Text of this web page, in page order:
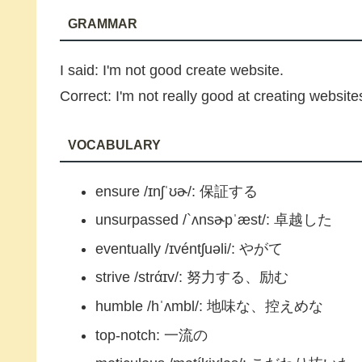
GRAMMAR
I said: I'm not good create website.
Correct: I'm not really good at creating
VOCABULARY
ensure /ɪnʃˈʊɚ/: 保証する
unsurpassed /`ʌnsɚpˈæst/: 卓越した
eventually /ɪvéntʃuəli/: やがて
strive /strάɪv/: 努力する、励む
humble /hˈʌmbl/: 地味な、控えめな
top-notch: 一流の